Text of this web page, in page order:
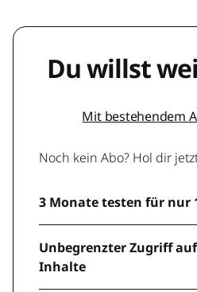
Du willst
Mit bestehendem
Noch kein Abo? Hol dir
3 Monate testen für nur
Unbegrenzter Zugriff
Inhalte